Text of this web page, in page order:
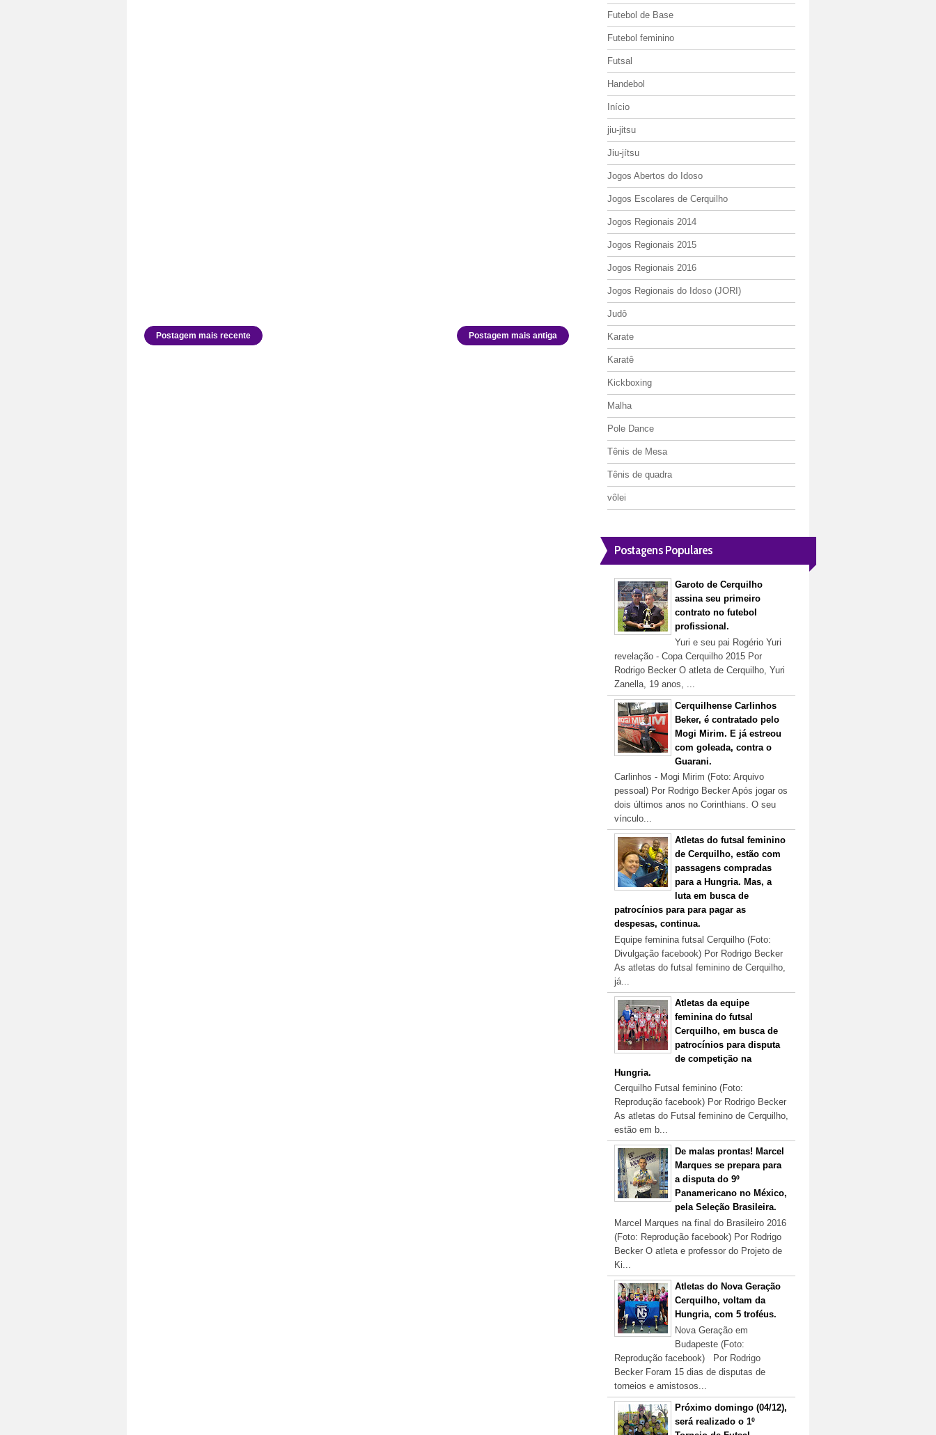
Postagem mais recente Postagem mais antiga
Futebol de Base
Futebol feminino
Futsal
Handebol
Início
jiu-jitsu
Jiu-jítsu
Jogos Abertos do Idoso
Jogos Escolares de Cerquilho
Jogos Regionais 2014
Jogos Regionais 2015
Jogos Regionais 2016
Jogos Regionais do Idoso (JORI)
Judô
Karate
Karatê
Kickboxing
Malha
Pole Dance
Tênis de Mesa
Tênis de quadra
vôlei
Postagens Populares
Garoto de Cerquilho
assina seu primeiro
contrato no futebol
profissional.
Yuri e seu pai Rogério Yuri
revelação - Copa Cerquilho 2015 Por
Rodrigo Becker O atleta de Cerquilho, Yuri
Zanella, 19 anos, ...
Cerquilhense Carlinhos
Beker, é contratado pelo
Mogi Mirim. E já estreou
com goleada, contra o
Guarani.
Carlinhos - Mogi Mirim (Foto: Arquivo
pessoal) Por Rodrigo Becker Após jogar os
dois últimos anos no Corinthians. O seu
vínculo...
Atletas do futsal feminino
de Cerquilho, estão com
passagens compradas
para a Hungria. Mas, a
luta em busca de
patrocínios para para pagar as
despesas, continua.
Equipe feminina futsal Cerquilho (Foto:
Divulgação facebook) Por Rodrigo Becker
As atletas do futsal feminino de Cerquilho,
já...
Atletas da equipe
feminina do futsal
Cerquilho, em busca de
patrocínios para disputa
de competição na
Hungria.
Cerquilho Futsal feminino (Foto:
Reprodução facebook) Por Rodrigo Becker
As atletas do Futsal feminino de Cerquilho,
estão em b...
De malas prontas! Marcel
Marques se prepara para
a disputa do 9º
Panamericano no México,
pela Seleção Brasileira.
Marcel Marques na final do Brasileiro 2016
(Foto: Reprodução facebook) Por Rodrigo
Becker O atleta e professor do Projeto de
Ki...
Atletas do Nova Geração
Cerquilho, voltam da
Hungria, com 5 troféus.
Nova Geração em
Budapeste (Foto:
Reprodução facebook) Por Rodrigo
Becker Foram 15 dias de disputas de
torneios e amistosos...
Próximo domingo (04/12),
será realizado o 1º